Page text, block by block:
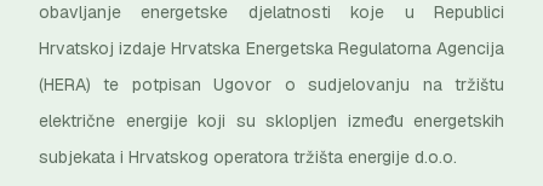
obavljanje energetske djelatnosti koje u Republici
Hrvatskoj izdaje Hrvatska Energetska Regulatorna Agencija
(HERA) te potpisan Ugovor o sudjelovanju na tržištu
električne energije koji su sklopljen između energetskih
subjekata i Hrvatskog operatora tržišta energije d.o.o.